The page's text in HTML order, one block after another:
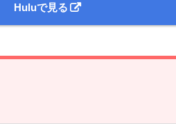
Huluで見る